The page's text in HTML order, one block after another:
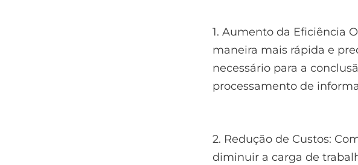
1. Aumento da Eficiência
maneira mais rápida e
necessário para a
processamento de
2. Redução de Custos:
diminuir a carga de